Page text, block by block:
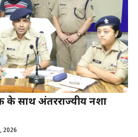
साथ अंतरराज्यीय नशा
2026